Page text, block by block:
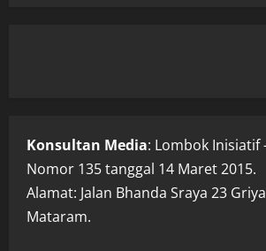
Konsultan Media: Lombok Inisiatif
Nomor 135 tanggal 14 Maret 2015.
Alamat: Jalan Bhanda Sraya 23
Mataram.